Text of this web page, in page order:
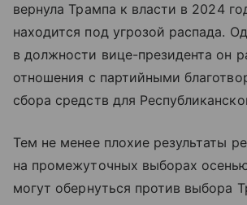
вернула Трампа к власти в 2024
находится под угрозой распада.
в должности вице-президента он
отношения с партийными
сбора средств для
Тем не менее плохие результаты
на промежуточных выборах
могут обернуться против выбора